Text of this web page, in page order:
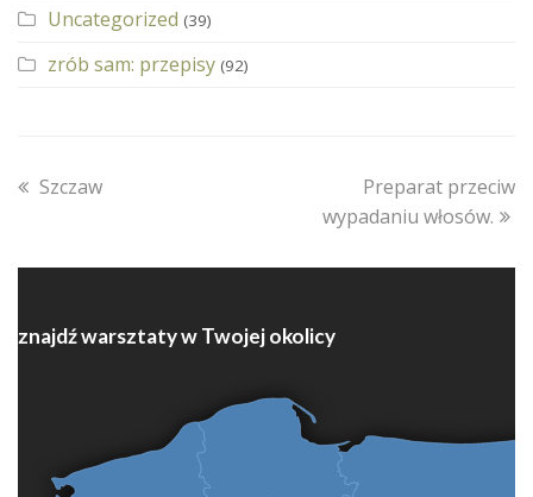
Uncategorized (39)
zrób sam: przepisy (92)
previous
Szczaw
next
post:
Preparat przeciw
wypadaniu włosów.
znajdź warsztaty w Twojej okolicy